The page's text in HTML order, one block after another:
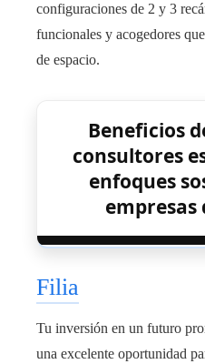
configuraciones de 2 y 3
funcionales y acogedores
de espacio.
Beneficios
consultores
enfoques
empresas
Filia
Tu inversión en un futuro
una excelente oportunidad